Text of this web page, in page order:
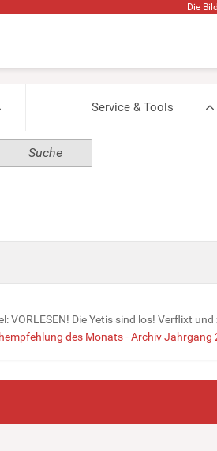
Die
Service & Tools
VORLESEN! Die Yetis sind los! Verflixt
des Monats - Archiv Jahrgang